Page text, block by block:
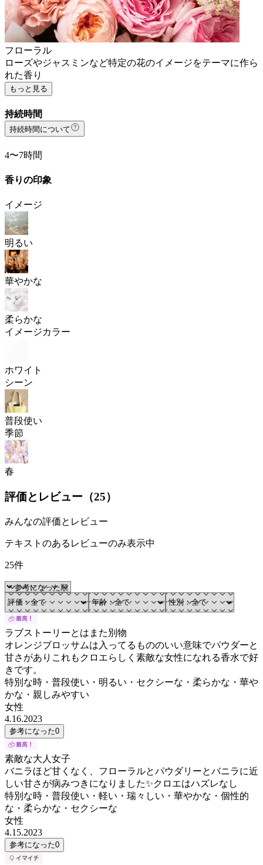
フローラル
ローズやジャスミンなど特定の花のイメージをテーマに作ら
れた香り
もっと見る
持続時間
持続時間について
4〜7時間
香りの印象
イメージ
明るい
華やかな
柔らかな
イメージカラー
ホワイト
シーン
普段使い
季節
春
評価とレビュー（25）
みんなの評価とレビュー
テキストのあるレビューのみ表示中
25件
ラブストーリーとはまた別物
オレンジブロッサムは入ってるもののいい意味でパウダーと
甘さがありこれもクロエらしく素敵な女性になれる香水で好
きです。
特別な時・普段使い・明るい・セクシーな・柔らかな・華や
かな・親しみやすい
女性
4.16.2023
参考になった0
素敵な大人女子
バニラほど甘くなく、フローラルとパウダリーとバニラに近
しい甘さが病みつきになりました✨クロエはハズレなし
特別な時・普段使い・軽い・瑞々しい・華やかな・個性的
な・柔らかな・セクシーな
女性
4.15.2023
参考になった0